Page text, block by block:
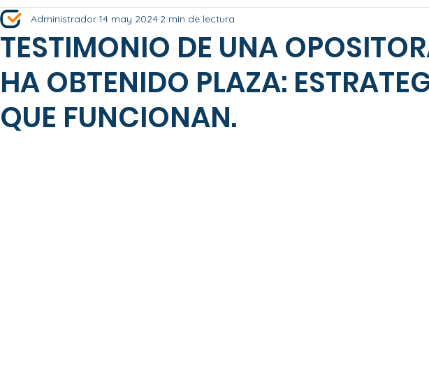
TESTIMONIO DE UNA
HA OBTENIDO PLAZA:
QUE FUNCIONAN.
Administrador14 may 2024 2 min de lectura